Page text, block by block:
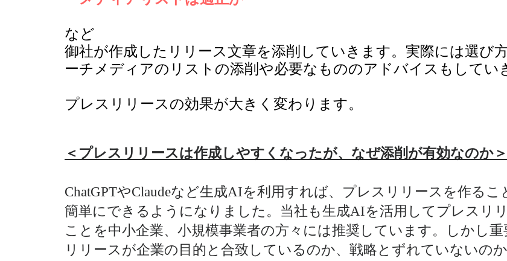
など
御社が作成したリリース文章を添削していきます。実際には選び
ーチメディアのリストの添削や必要なもののアドバイスもしてい
プレスリリースの効果が大きく変わります。
​＜プレスリリースは作成しやすくなったが、なぜ添削が有効なのか＞
ChatGPTやClaudeなど生成AIを利用すれば、プレスリリースを作るこ
簡単にできるようになりました。当社も生成AIを活用してプレスリ
ことを中小企業、小規模事業者の方々には推奨しています。しかし
リリースが企業の目的と合致しているのか、戦略とずれていないの